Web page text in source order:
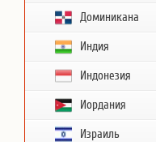
Доминикана
Индия
Индонезия
Иордания
Израиль